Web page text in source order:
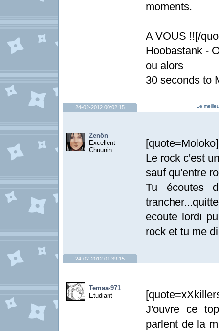
moments.
A VOUS !![/
Hoobastank -
ou alors
30 seconds to
Le
24-02-2012 00:02:15
Zenön
Excellent
Chuunin
Le rock c'est
sauf qu'entre
Tu écoutes
ecoute lordi
rock et tu me
24-02-2012 01:39:15
Temaa-971
Etudiant
J'ouvre ce
parlent de la